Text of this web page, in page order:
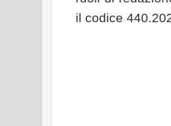
il codice